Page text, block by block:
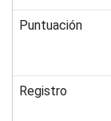
Puntuación
Registro